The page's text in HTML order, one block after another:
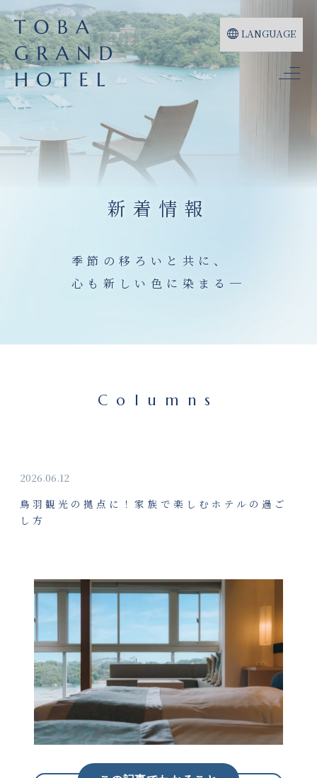
LANGUAGE
新着情報
季節の移ろいと共に、
心も新しい色に染まる─
Columns
2026.06.12
鳥羽観光の拠点に！家族で楽しむホテルの過ご
し方